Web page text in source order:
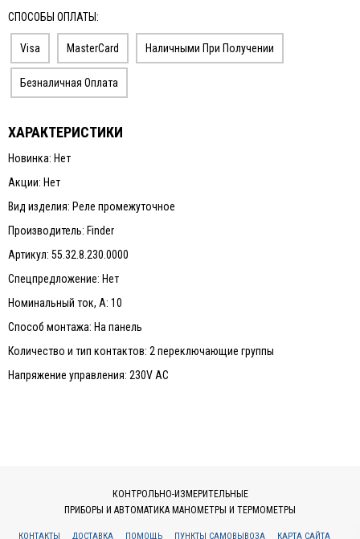
СПОСОБЫ ОПЛАТЫ:
Visa MasterCard Наличными При Получении
Безналичная Оплата
ХАРАКТЕРИСТИКИ
Новинка: Нет
Акции: Нет
Вид изделия: Реле промежуточное
Производитель: Finder
Артикул: 55.32.8.230.0000
Спецпредложение: Нет
Номинальный ток, А: 10
Способ монтажа: На панель
Количество и тип контактов: 2 переключающие группы
Напряжение управления: 230V AC
КОНТРОЛЬНО-ИЗМЕРИТЕЛЬНЫЕ
ПРИБОРЫ И АВТОМАТИКА МАНОМЕТРЫ И ТЕРМОМЕТРЫ
КОНТАКТЫ ДОСТАВКА ПОМОЩЬ ПУНКТЫ САМОВЫВОЗА КАРТА САЙТА